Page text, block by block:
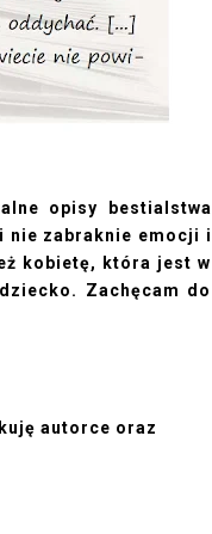
opisy bestialstwa
nie zabraknie emocji i
kobietę, która jest w
Zachęcam do
autorce oraz